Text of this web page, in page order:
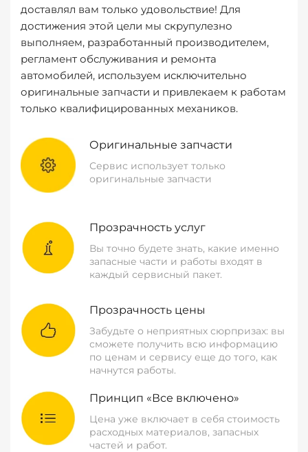
доставлял вам только удовольствие! Для
достижения этой цели мы скрупулезно
выполняем, разработанный производителем,
регламент обслуживания и ремонта
автомобилей, используем исключительно
оригинальные запчасти и привлекаем к работам
только квалифицированных механиков.
Оригинальные запчасти
Сервис использует только
оригинальные запчасти
Прозрачность услуг
Вы точно будете знать, какие именно
запасные части и работы входят в
каждый сервисный пакет.
Прозрачность цены
Забудьте о неприятных сюрпризах: вы
сможете получить всю информацию
по ценам и сервису еще до того, как
начнутся работы.
Принцип «Все включено»
Цена уже включает в себя стоимость
расходных материалов, запасных
частей и работ.